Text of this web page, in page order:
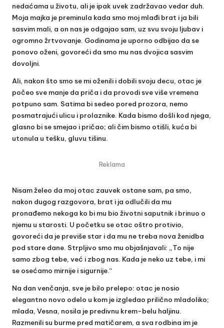
nedaćama u životu, ali je ipak uvek zadržavao vedar duh.
Moja majka je preminula kada smo moj mlađi brat i ja bili
sasvim mali, a on nas je odgajao sam, uz svu svoju ljubav i
ogromno žrtvovanje. Godinama je uporno odbijao da se
ponovo oženi, govoreći da smo mu nas dvojica sasvim
dovoljni.
Ali, nakon što smo se mi oženili i dobili svoju decu, otac je
počeo sve manje da priča i da provodi sve više vremena
potpuno sam. Satima bi sedeo pored prozora, nemo
posmatrajući ulicu i prolaznike. Kada bismo došli kod njega,
glasno bi se smejao i pričao; ali čim bismo otišli, kuća bi
utonula u tešku, gluvu tišinu.
Reklama
Nisam želeo da moj otac zauvek ostane sam, pa smo,
nakon dugog razgovora, brat i ja odlučili da mu
pronađemo nekoga ko bi mu bio životni saputnik i brinuo o
njemu u starosti. U početku se otac oštro protivio,
govoreći da je previše star i da mu ne treba nova ženidba
pod stare dane. Strpljivo smo mu objašnjavali: „To nije
samo zbog tebe, već i zbog nas. Kada je neko uz tebe, i mi
se osećamo mirnije i sigurnije.“
Na dan venčanja, sve je bilo prelepo: otac je nosio
elegantno novo odelo u kom je izgledao prilično mladoliko;
mlada, Vesna, nosila je predivnu krem-belu haljinu.
Razmenili su burme pred matičarem, a sva rodbina im je